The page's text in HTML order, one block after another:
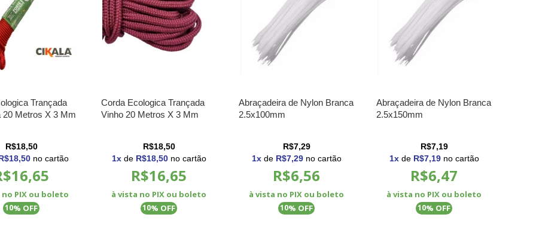
Trançada
20 Metros X 3 Mm
R$18,50
no cartão
no PIX ou boleto
10% OFF
Corda Ecologica Trançada
Vinho 20 Metros X 3 Mm
R$18,50
1xde R$18,50no cartão
R$16,65
à vista no PIX ou boleto
10% OFF
Abraçadeira de Nylon Branca
2.5x100mm
R$7,29
1xde R$7,29no cartão
R$6,56
à vista no PIX ou boleto
10% OFF
Abraçadeira de Nylon Branca
2.5x150mm
R$7,19
1xde R$7,19no cartão
R$6,47
à vista no PIX ou boleto
10% OFF